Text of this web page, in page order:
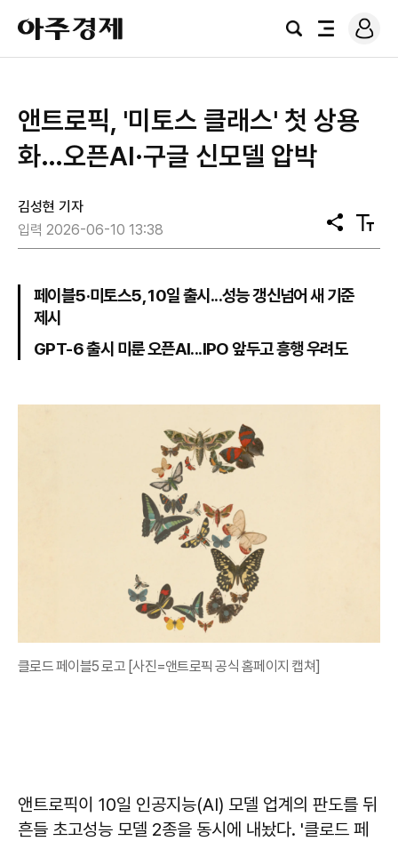
아
주
경
검
전
로
그
앤트로픽, '미토스 클래스' 첫 상용
화…오픈AI·구글 신모델 압박
김성현 기자
입력 2026-06-10 13:38
공
유
텍
스
페이블5·미토스5, 10일 출시...성능 갱신넘어 새 기준
제시
GPT-6 출시 미룬 오픈AI...IPO 앞두고 흥행 우려도
클로드 페이블5 로고 [사진=앤트로픽 공식 홈페이지 캡쳐]
앤트로픽이 10일 인공지능(AI) 모델 업계의 판도를 뒤
흔들 초고성능 모델 2종을 동시에 내놨다. '클로드 페